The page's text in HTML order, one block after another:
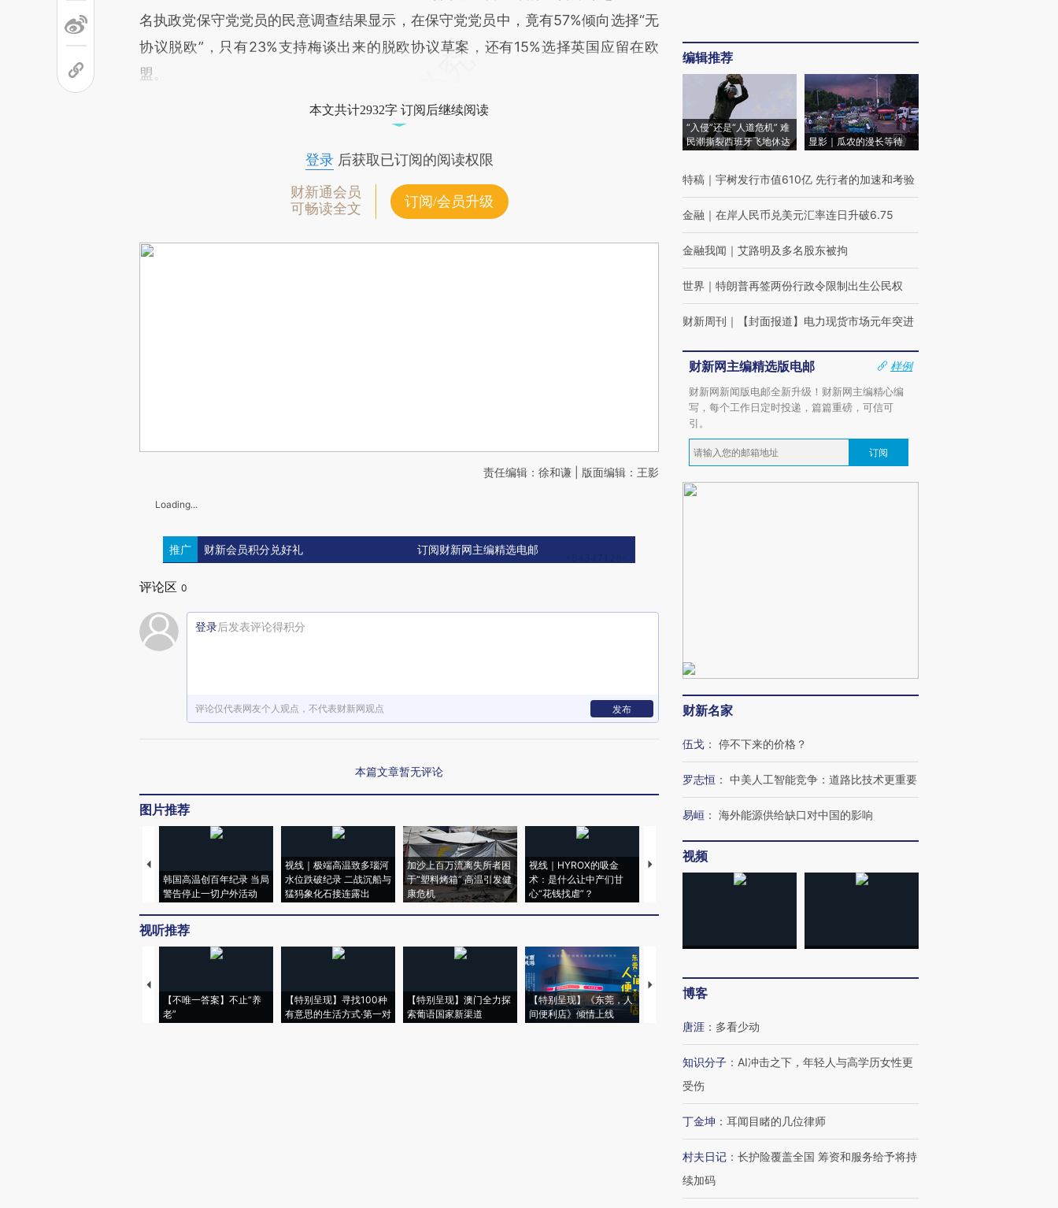
名执政党保守党党员的民意调查结果显示，在保守党党员中，竟有57%倾向选择“无
协议脱欧”，只有23%支持梅谈出来的脱欧协议草案，还有15%选择英国应留在欧
盟。
本文共计2932字 订阅后继续阅读
登录后获取已订阅的阅读权限
财新通会员
可畅读全文
订阅/会员升级
责任编辑：徐和谦 | 版面编辑：王影
Loading...
推广 财新会员积分兑好礼 订阅财新网主编精选电邮
评论区 0
登录后发表评论得积分
评论仅代表网友个人观点，不代表财新网观点 发布
本篇文章暂无评论
图片推荐
韩国高温创百年纪录 当局
警告停止一切户外活动
视线｜极端高温致多瑙河
水位跌破纪录 二战沉船与
猛犸象化石接连露出
加沙上百万流离失所者困
于“塑料烤箱” 高温引发健
康危机
视线｜HYROX的吸金
术：是什么让中产们甘
心“花钱找虐”？
马航飞行员跨国走私7万
粒摇头丸 尿检体内含3种
度Z世代 用街头抗争将教
视听推荐
【不唯一答案】不止“养
老”
【特别呈现】寻找100种
有意思的生活方式·第一对
【特别呈现】澳门全力探
索葡语国家新渠道
【特别呈现】《东莞，人
间便利店》倾情上线
【推广】走进第四届链博
会，让数智科技“链”接产
编辑推荐
“入侵”还是“人道危机” 难
民潮撕裂西班牙飞地休达
显影｜瓜农的漫长等待
特稿 ｜ 宇树发行市值610亿 先行者的加速和考验
金融 ｜ 在岸人民币兑美元汇率连日升破6.75
金融我闻 ｜ 艾路明及多名股东被拘
世界 ｜ 特朗普再签两份行政令限制出生公民权
财新周刊 ｜ 【封面报道】电力现货市场元年突进
财新网主编精选版电邮
样例
财新网新闻版电邮全新升级！财新网主编精心编
写，每个工作日定时投递，篇篇重磅，可信可
引。
订阅
财新名家
伍戈 ： 停不下来的价格？
罗志恒 ： 中美人工智能竞争：道路比技术更重要
易峘 ： 海外能源供给缺口对中国的影响
视频
博客
唐涯 ： 多看少动
知识分子 ： AI冲击之下，年轻人与高学历女性更
受伤
丁金坤 ： 耳闻目睹的几位律师
村夫日记 ： 长护险覆盖全国 筹资和服务给予将持
续加码